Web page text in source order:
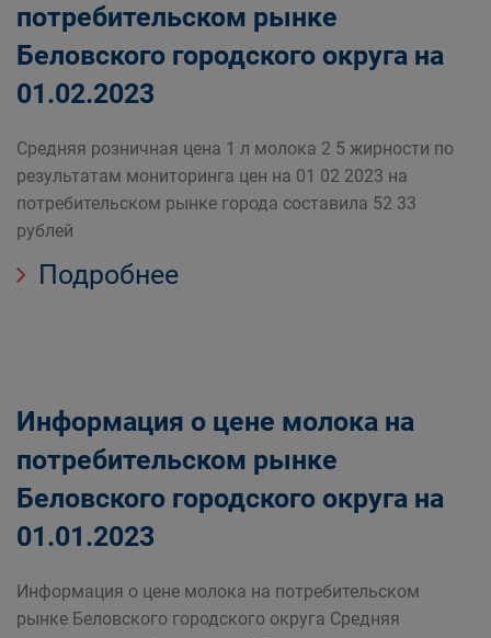
потребительском рынке
Беловского городского округа на
01.02.2023
Средняя розничная цена 1 л молока 2 5 жирности по
результатам мониторинга цен на 01 02 2023 на
потребительском рынке города составила 52 33
рублей
Подробнее
Информация о цене молока на
потребительском рынке
Беловского городского округа на
01.01.2023
Информация о цене молока на потребительском
рынке Беловского городского округа Средняя